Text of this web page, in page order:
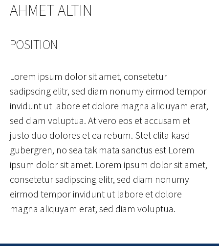
AHMET ALTIN
POSITION
Lorem ipsum dolor sit amet, consetetur
sadipscing elitr, sed diam nonumy eirmod tempor
invidunt ut labore et dolore magna aliquyam erat,
sed diam voluptua. At vero eos et accusam et
justo duo dolores et ea rebum. Stet clita kasd
gubergren, no sea takimata sanctus est Lorem
ipsum dolor sit amet. Lorem ipsum dolor sit amet,
consetetur sadipscing elitr, sed diam nonumy
eirmod tempor invidunt ut labore et dolore
magna aliquyam erat, sed diam voluptua.